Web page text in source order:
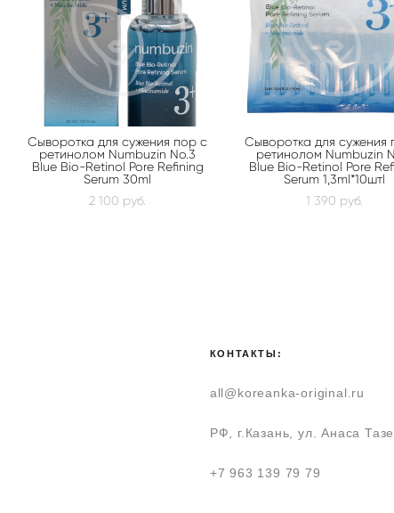
Сыворотка для сужения пор с
ретинолом Numbuzin No.3
Blue Bio-Retinol Pore Refining
Serum 30ml
2 100 pуб.
Сыворотка для сужения
ретинолом Numbuzin
Blue Bio-Retinol Pore
Serum 1,3ml*10штl
1 390 pуб.
КОНТАКТЫ:
all@koreanka-original.ru
РФ, г.Казань, ул. Анаса
+7 963 139 79 79